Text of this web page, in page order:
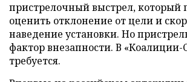
пристрелочный выстрел, который
оценить отклонение от цели и
наведение установки. Но
фактор внезапности. В «Коалиции-
требуется.